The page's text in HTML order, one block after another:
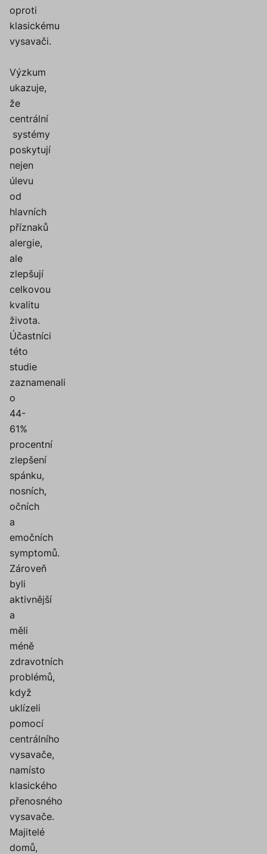
oproti
klasickému
vysavači.
Výzkum
ukazuje,
že
centrální
systémy
poskytují
nejen
úlevu
od
hlavních
příznaků
alergie,
ale
zlepšují
celkovou
kvalitu
života.
Účastníci
této
studie
zaznamenali
o
44-
61%
procentní
zlepšení
spánku,
nosních,
očních
a
emočních
symptomů.
Zároveň
byli
aktivnější
a
měli
méně
zdravotních
problémů,
když
uklízeli
pomocí
centrálního
vysavače,
namísto
klasického
přenosného
vysavače.
Majitelé
domů,